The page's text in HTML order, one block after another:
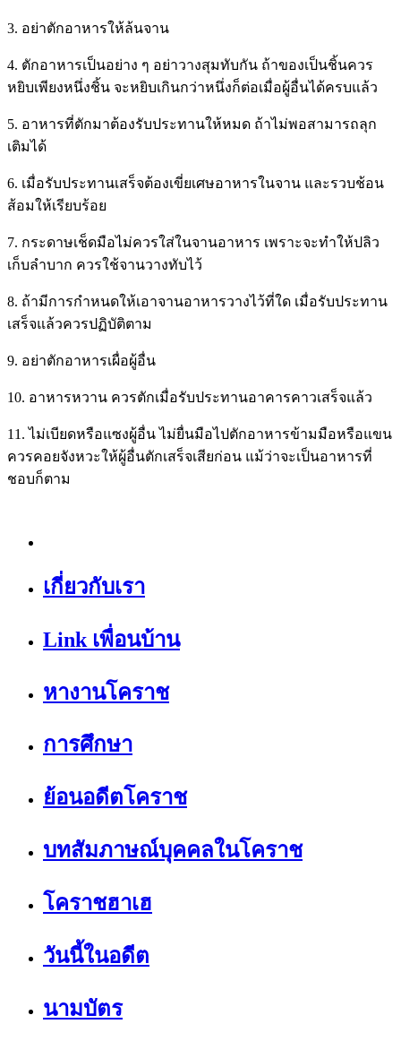
3. อย่าตักอาหารให้ล้นจาน
4. ตักอาหารเป็นอย่าง ๆ อย่าวางสุมทับกัน ถ้าของเป็นชิ้นควร
หยิบเพียงหนึ่งชิ้น จะหยิบเกินกว่าหนึ่งก็ต่อเมื่อผู้อื่นได้ครบแล้ว
5. อาหารที่ตักมาต้องรับประทานให้หมด ถ้าไม่พอสามารถลุก
เติมได้
6. เมื่อรับประทานเสร็จต้องเขี่ยเศษอาหารในจาน และรวบช้อน
ส้อมให้เรียบร้อย
7. กระดาษเช็ดมือไม่ควรใส่ในจานอาหาร เพราะจะทำให้ปลิว
เก็บลำบาก ควรใช้จานวางทับไว้
8. ถ้ามีการกำหนดให้เอาจานอาหารวางไว้ที่ใด เมื่อรับประทาน
เสร็จแล้วควรปฏิบัติตาม
9. อย่าตักอาหารเผื่อผู้อื่น
10. อาหารหวาน ควรตักเมื่อรับประทานอาคารคาวเสร็จแล้ว
11. ไม่เบียดหรือแซงผู้อื่น ไม่ยื่นมือไปตักอาหารข้ามมือหรือแขน
ควรคอยจังหวะให้ผู้อื่นตักเสร็จเสียก่อน แม้ว่าจะเป็นอาหารที่
ชอบก็ตาม
เกี่ยวกับเรา
Link เพื่อนบ้าน
หางานโคราช
การศึกษา
ย้อนอดีตโคราช
บทสัมภาษณ์บุคคลในโคราช
โคราชฮาเฮ
วันนี้ในอดีต
นามบัตร